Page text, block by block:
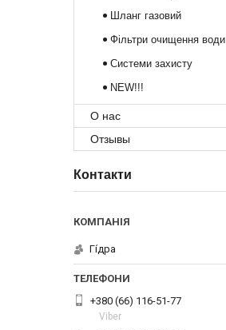
Шланг газовий
Фільтри очищення води
Системи захисту
NEW!!!
О нас
Отзывы
Контакти
Гі́дра
+380 (66) 116-51-77
Viber